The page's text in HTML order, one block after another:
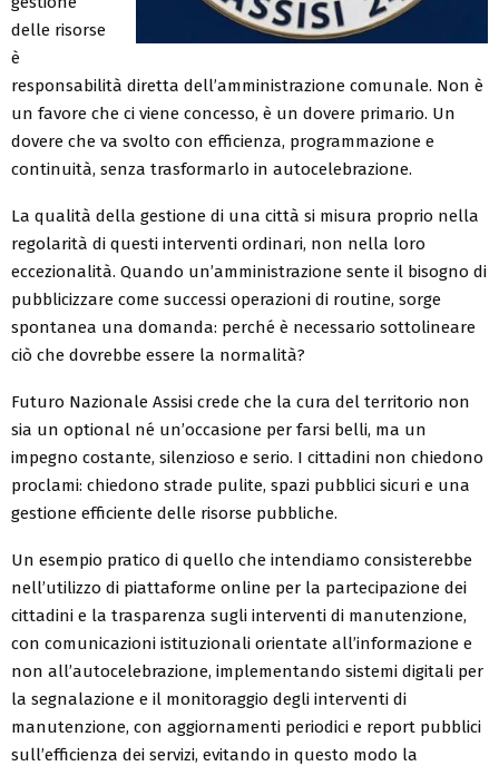
delle risorse
è
responsabilità diretta dell’amministrazione comunale. Non è
un favore che ci viene concesso, è un dovere primario. Un
dovere che va svolto con efficienza, programmazione e
continuità, senza trasformarlo in autocelebrazione.
La qualità della gestione di una città si misura proprio nella
regolarità di questi interventi ordinari, non nella loro
eccezionalità. Quando un’amministrazione sente il bisogno di
pubblicizzare come successi operazioni di routine, sorge
spontanea una domanda: perché è necessario sottolineare
ciò che dovrebbe essere la normalità?
Futuro Nazionale Assisi crede che la cura del territorio non
sia un optional né un’occasione per farsi belli, ma un
impegno costante, silenzioso e serio. I cittadini non chiedono
proclami: chiedono strade pulite, spazi pubblici sicuri e una
gestione efficiente delle risorse pubbliche.
Un esempio pratico di quello che intendiamo consisterebbe
nell’utilizzo di piattaforme online per la partecipazione dei
cittadini e la trasparenza sugli interventi di manutenzione,
con comunicazioni istituzionali orientate all’informazione e
non all’autocelebrazione, implementando sistemi digitali per
la segnalazione e il monitoraggio degli interventi di
manutenzione, con aggiornamenti periodici e report pubblici
sull’efficienza dei servizi, evitando in questo modo la